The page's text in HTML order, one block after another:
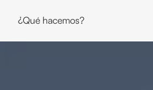
¿Qué hacemos?